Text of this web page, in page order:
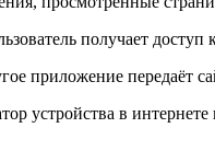
получает доступ
приложение передаёт
устройства в